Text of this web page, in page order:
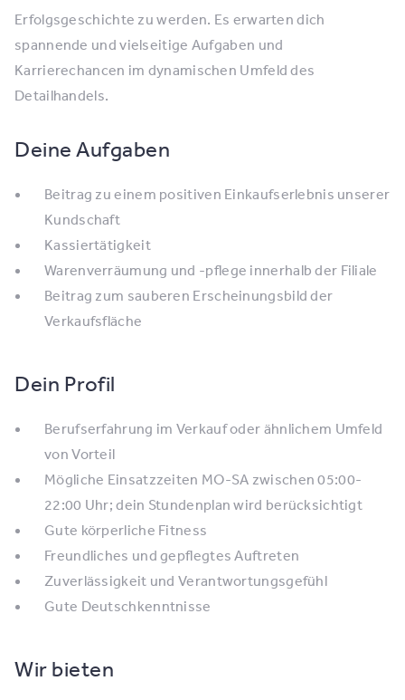
Erfolgsgeschichte zu werden. Es erwarten dich
spannende und vielseitige Aufgaben und
Karrierechancen im dynamischen Umfeld des
Detailhandels.
Deine Aufgaben
Beitrag zu einem positiven Einkaufserlebnis unserer
Kundschaft
Kassiertätigkeit
Warenverräumung und -pflege innerhalb der Filiale
Beitrag zum sauberen Erscheinungsbild der
Verkaufsfläche
Dein Profil
Berufserfahrung im Verkauf oder ähnlichem Umfeld
von Vorteil
Mögliche Einsatzzeiten MO-SA zwischen 05:00-
22:00 Uhr; dein Stundenplan wird berücksichtigt
Gute körperliche Fitness
Freundliches und gepflegtes Auftreten
Zuverlässigkeit und Verantwortungsgefühl
Gute Deutschkenntnisse
Wir bieten